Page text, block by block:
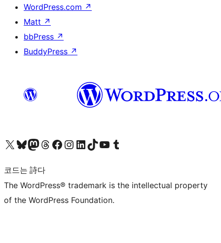
WordPress.com ↗
Matt ↗
bbPress ↗
BuddyPress ↗
X(이전 트위터) 계정 방문하기블루스카이 계정 방문하기마스토돈 계정 방문하기스레드 계정 방문하기 페이스북 페이지 방문하기인스타그램 계정 방문하기 LinkedIn 계정 방문하기틱톡 계정 방문하기유튜브 채널 방문하기 텀블러 계정 방문하기
코드는 詩다
The WordPress® trademark is the intellectual property
of the WordPress Foundation.